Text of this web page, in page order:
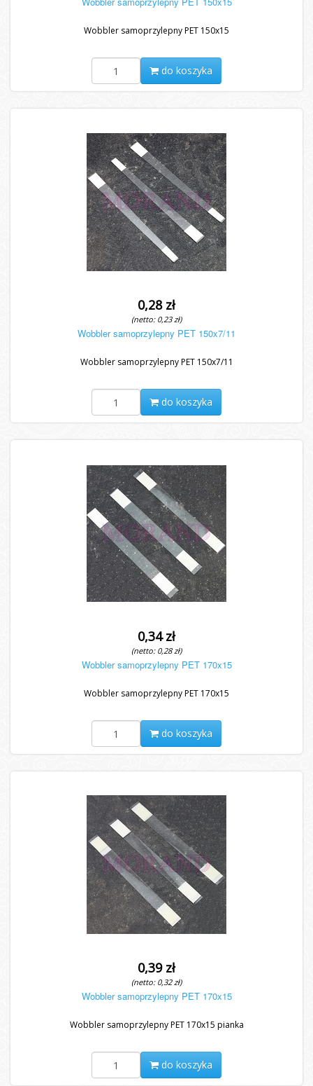
Wobbler samoprzylepny PET 150x15
do koszyka
0,28 zł
(netto: 0,23 zł)
Wobbler samoprzylepny PET 150x7/11
Wobbler samoprzylepny PET 150x7/11
do koszyka
0,34 zł
(netto: 0,28 zł)
Wobbler samoprzylepny PET 170x15
Wobbler samoprzylepny PET 170x15
do koszyka
0,39 zł
(netto: 0,32 zł)
Wobbler samoprzylepny PET 170x15
Wobbler samoprzylepny PET 170x15 pianka
do koszyka